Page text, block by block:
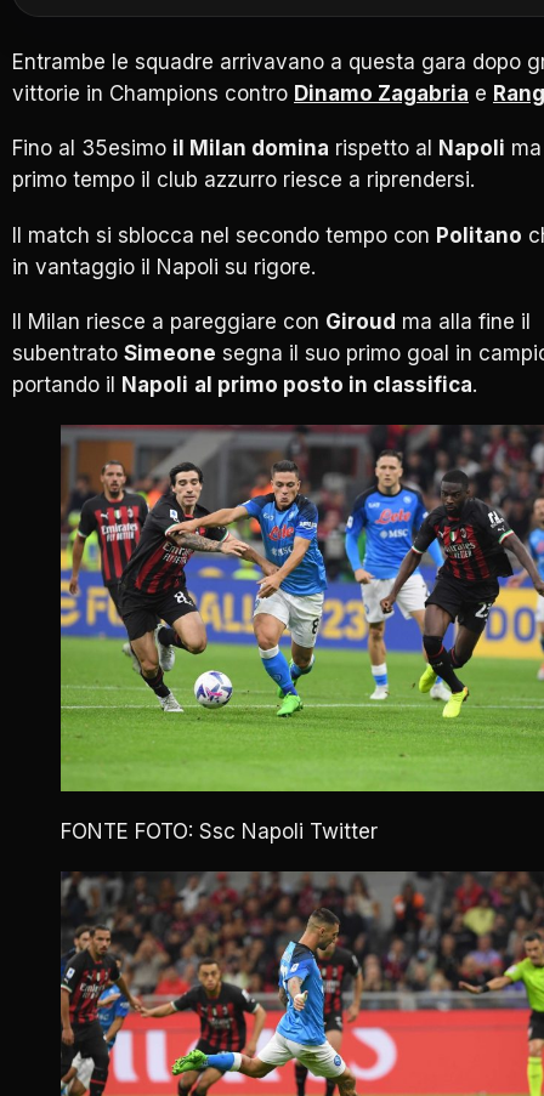
Entrambe le squadre arrivavano a questa gara dopo
vittorie in Champions contro Dinamo Zagabria e
Fino al 35esimo il Milan domina rispetto al Napoli
primo tempo il club azzurro riesce a riprendersi.
Il match si sblocca nel secondo tempo con Politano
in vantaggio il Napoli su rigore.
Il Milan riesce a pareggiare con Giroud ma alla fine il
subentrato Simeone segna il suo primo goal in
portando il
Napoli al primo posto in classifica.
FONTE FOTO: Ssc Napoli Twitter